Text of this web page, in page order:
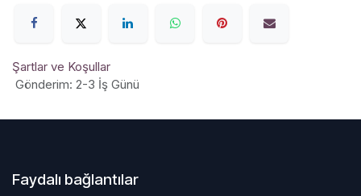
Şartlar ve Koşullar
Gönderim: 2-3 İş Günü
Faydalı bağlantılar